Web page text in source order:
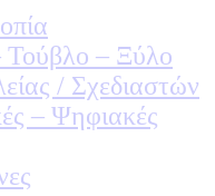
Τούβλο – Ξύλο
/ Σχεδιαστών
– Ψηφιακές